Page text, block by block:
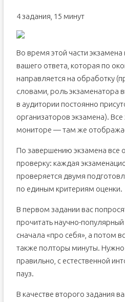
4 задания, 15 минут
Во время этой части экзамена
вашего ответа, которая по
направляется на обработку
словами, роль экзаменатора
в аудитории постоянно
организаторов экзамена).
мониторе — там же
По завершению экзамена все
проверку: каждая
проверяется двумя
по единым критериям оценки.
В первом задании вас
прочитать научно-
сначала «про себя», а потом
также полторы минуты.
правильно, с естественной
пауз.
В качестве второго задания